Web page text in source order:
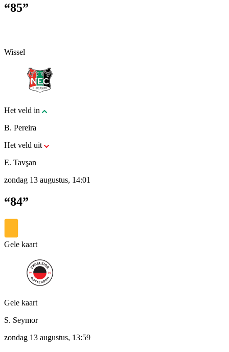
“85”
Wissel
Het veld in
B. Pereira
Het veld uit
E. Tavşan
zondag 13 augustus, 14:01
“84”
Gele kaart
Gele kaart
S. Seymor
zondag 13 augustus, 13:59